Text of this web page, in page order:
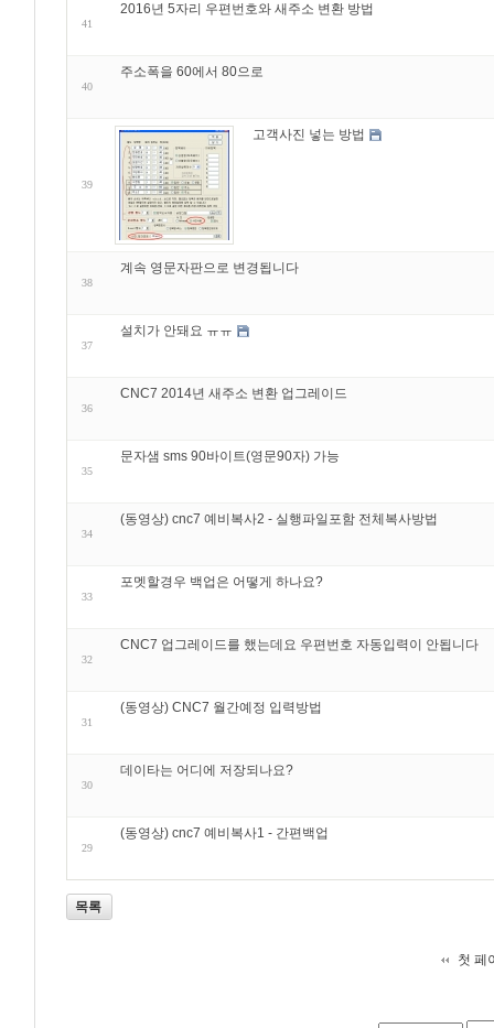
41
2016년 5자리 우편번호와 새주소 변환 방법
40
주소폭을 60에서 80으로
39
고객사진 넣는 방법
38
계속 영문자판으로 변경됩니다
37
설치가 안돼요 ㅠㅠ
36
CNC7 2014년 새주소 변환 업그레이드
35
문자샘 sms 90바이트(영문90자) 가능
34
(동영상) cnc7 예비복사2 - 실행파일포함 전체복사방법
33
포멧할경우 백업은 어떻게 하나요?
32
CNC7 업그레이드를 했는데요 우편번호 자동입력이 안됩니다
31
(동영상) CNC7 월간예정 입력방법
30
데이타는 어디에 저장되나요?
29
(동영상) cnc7 예비복사1 - 간편백업
목록
첫 페